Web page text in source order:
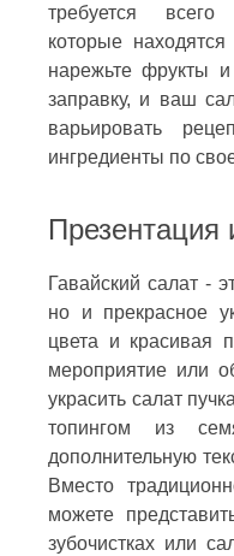
требуется всего
которые
нарежьте фрукты
заправку, и ваш
варьировать
ингредиенты по
Презентация
Гавайский салат -
но и прекрасное
цвета и красивая
мероприятие или
украсить салат
топингом из
дополнительную
Вместо
можете
зубочистках или